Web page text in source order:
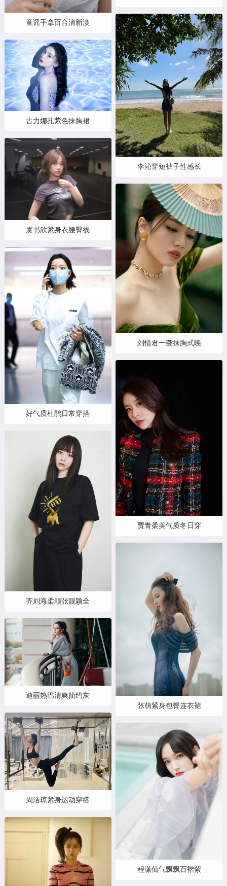
童谣手拿百合清新淡
古力娜扎紫色抹胸裙
虞书欣紧身衣腰臀线
好气质杜鹃日常穿搭
齐刘海柔顺张靓颖全
迪丽热巴清爽简约灰
周洁琼紧身运动穿搭
李沁穿短裤子性感长
刘惜君一袭抹胸式晚
贾青柔美气质冬日穿
张萌紧身包臀连衣裙
程潇仙气飘飘百褶紫